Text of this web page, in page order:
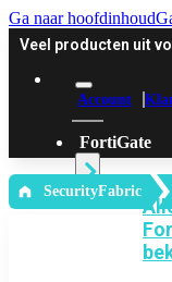
Ga naar hoofdinhoud
Veel producten uit
Account
FortiGate
‎ SecurityFabric